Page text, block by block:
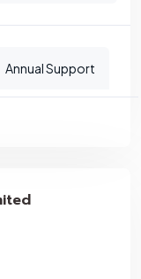
Annual Support